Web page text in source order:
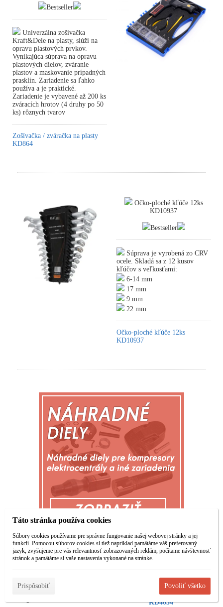
Najpredávanejšie
Olejový kompresor
Olejový kompresor
100L 2 piesty 230V
KD4054
Bestseller
Univerzálna zošívačka
Kraft&Dele na plasty, slúži na
opravu plastových prvkov.
Vynikajúca súprava na opravu
plastových dielov, zváranie
plastov a maskovanie prípadných
prasklín. Zariadenie sa ľahko
používa a je praktické.
Zariadenie je vybavené až 200 ks
zváracích hrotov (4 druhy po 50
ks) rôznych tvarov
Zošívačka / zváračka na plasty
KD864
Očko-ploché kľúče 12ks
KD10937
Bestseller
Súprava je vyrobená zo CRV
ocele. Skladá sa z 12 kusov
kľúčov s veľkosťami:
6-14 mm
17 mm
9 mm
22 mm
Očko-ploché kľúče 12ks
KD10937
Táto stránka používa cookies
Súbory cookies používame pre správne fungovanie našej webovej stránky a jej
funkcií. Pomocou súborov cookies si tiež napríklad pamätáme váš preferovaný
jazyk, zvyšujeme pre vás relevantnosť zobrazovaných reklám, počítame návštevnosť
stránok a pamätáme si vaše nastavenia vykonané na stránke.
Prispôsobiť Povoliť všetko